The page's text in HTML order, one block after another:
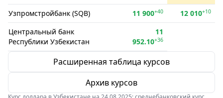
Узпромстройбанк (SQB) 11 900+40 12 010+10
Центральный банк
Республики Узбекистан
11
952.10+36
Расширенная таблица курсов
Архив курсов